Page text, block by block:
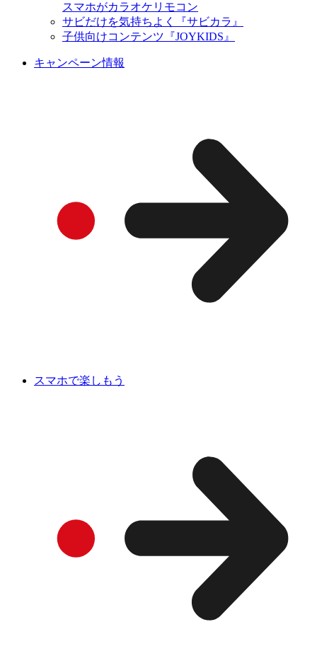
スマホがカラオケリモコン
サビだけを気持ちよく『サビカラ』
子供向けコンテンツ『JOYKIDS』
キャンペーン情報
スマホで楽しもう